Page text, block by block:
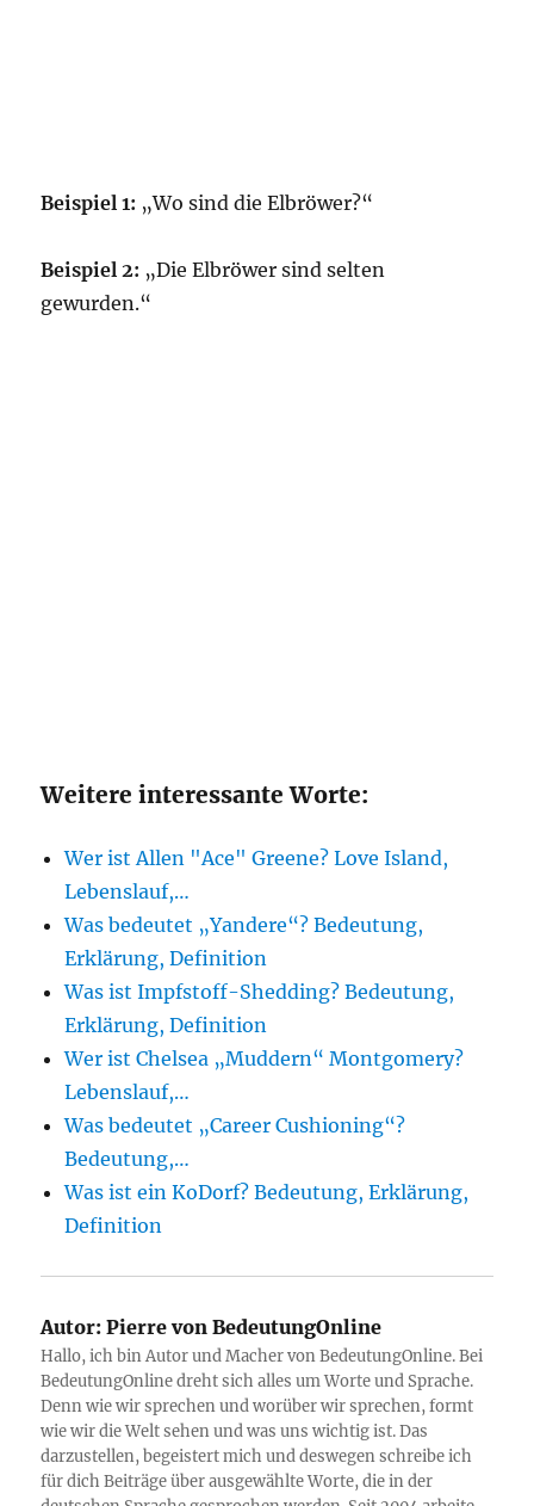
Beispiel 1: „Wo sind die Elbröwer?“
Beispiel 2: „Die Elbröwer sind selten
gewurden.“
Weitere interessante Worte:
Wer ist Allen "Ace" Greene? Love Island,
Lebenslauf,…
Was bedeutet „Yandere“? Bedeutung,
Erklärung, Definition
Was ist Impfstoff-Shedding? Bedeutung,
Erklärung, Definition
Wer ist Chelsea „Muddern“ Montgomery?
Lebenslauf,…
Was bedeutet „Career Cushioning“?
Bedeutung,…
Was ist ein KoDorf? Bedeutung, Erklärung,
Definition
Autor: Pierre von BedeutungOnline
Hallo, ich bin Autor und Macher von BedeutungOnline. Bei
BedeutungOnline dreht sich alles um Worte und Sprache.
Denn wie wir sprechen und worüber wir sprechen, formt
wie wir die Welt sehen und was uns wichtig ist. Das
darzustellen, begeistert mich und deswegen schreibe ich
für dich Beiträge über ausgewählte Worte, die in der